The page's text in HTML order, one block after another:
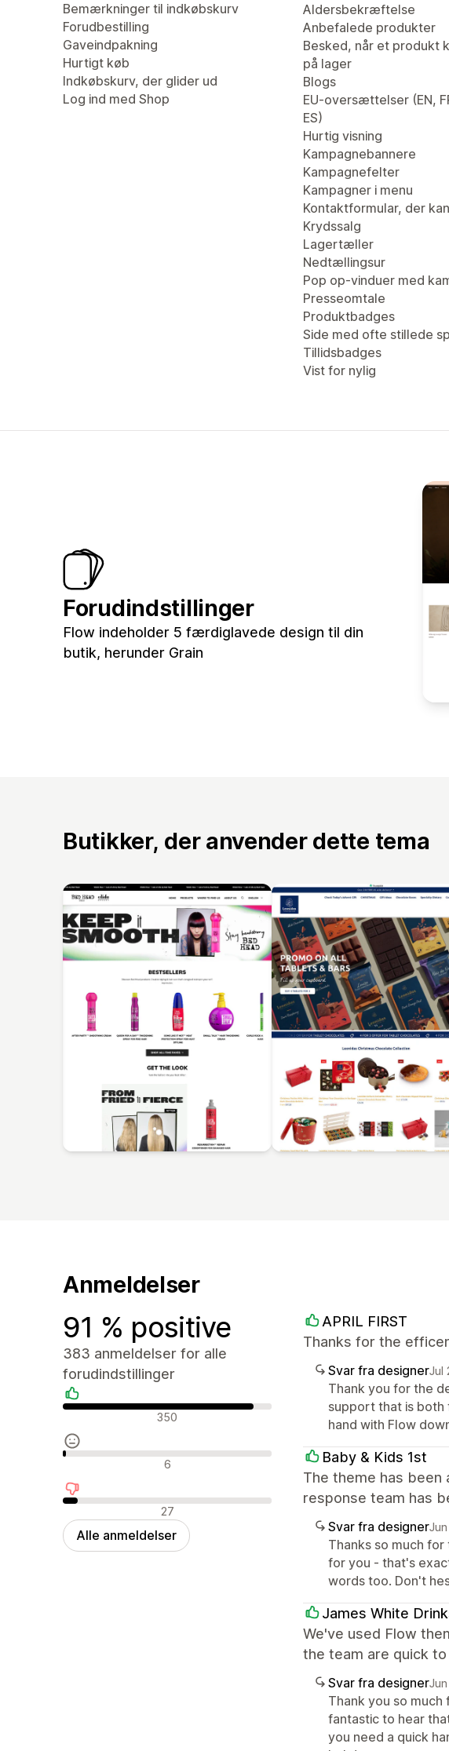
Bemærkninger til indkøbskurv
Forudbestilling
Gaveindpakning
Hurtigt køb
Indkøbskurv, der glider ud
Log ind med Shop
Aldersbekræftelse
Anbefalede produkter
Besked, når et produkt
på lager
Blogs
EU-oversættelser (EN,
ES)
Hurtig visning
Kampagnebannere
Kampagnefelter
Kampagner i menu
Kontaktformular, der
Krydssalg
Lagertæller
Nedtællingsur
Pop op-vinduer med
Presseomtale
Produktbadges
Side med ofte stillede
Tillidsbadges
Vist for nylig
Forudindstillinger
Flow indeholder 5 færdiglavede design til din
butik, herunder Grain
Butikker, der anvender dette tema
Anmeldelser
91 % positive
383 anmeldelser for alle
forudindstillinger
Positive anmeldelser
350
Neutrale anmeldelser
6
Negative anmeldelser
27
Alle anmeldelser
APRIL FIRST
Thanks for the
Svar fra designerJul
Thank you for the
support that is both
hand with Flow
Baby & Kids 1st
The theme has been
response team has
Svar fra designer
Thanks so much
for you - that's
words too. Don't
James White
We've used Flow
the team are quick
Svar fra designer
Thank you so
fantastic to hear
you need a quick